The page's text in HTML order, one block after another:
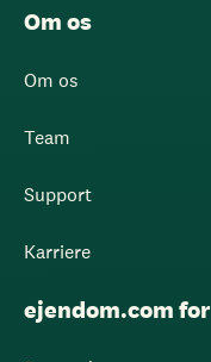
Om os
Om os
Team
Support
Karriere
ejendom.com for